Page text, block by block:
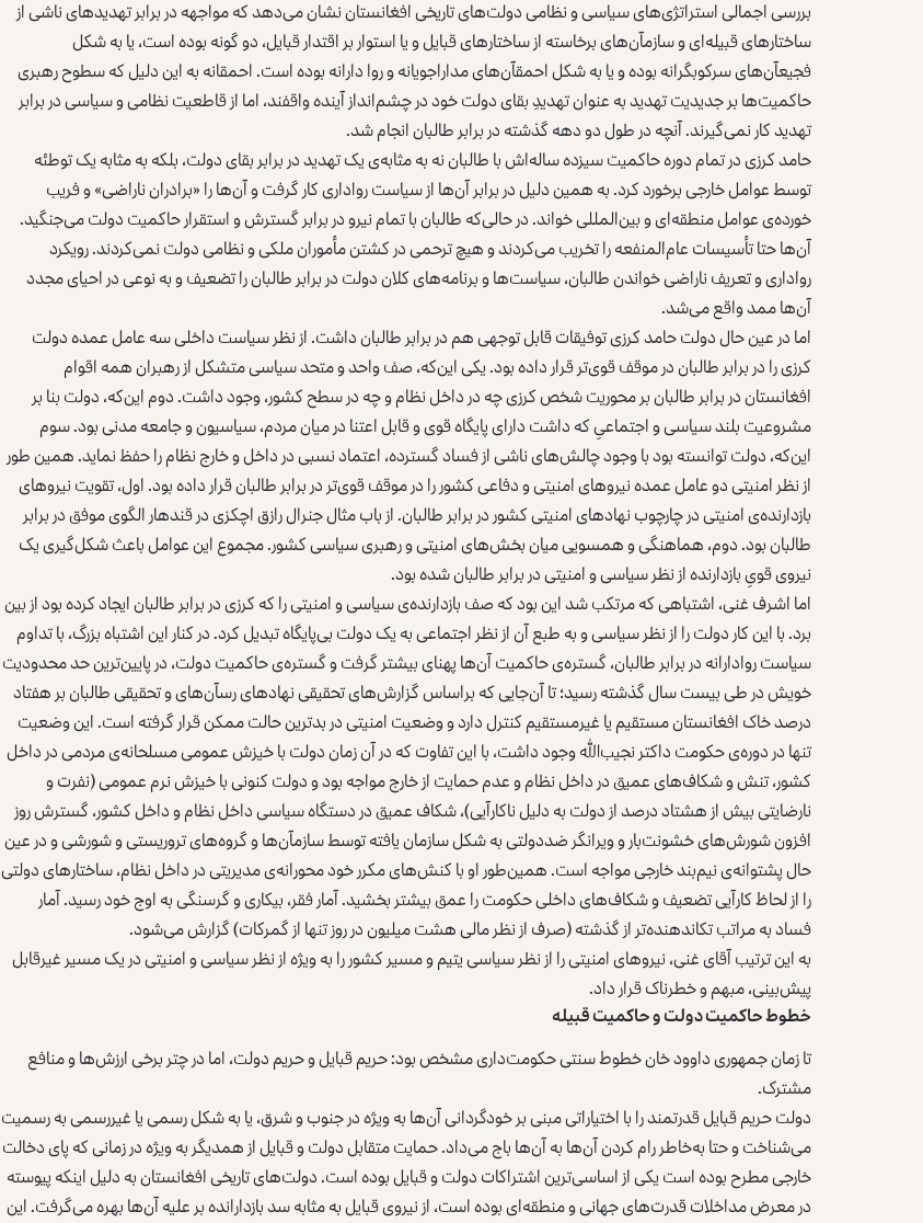
بررسی اجمالی استراتژی‌های سیاسی و نظامی دولت‌های تاریخی افغانستان نشان می‌دهد که مواجهه در برابر تهدیدهای ناشی از
ساختارهای قبیله‌ای و سازمآن‌های برخاسته از ساختارهای قبایل و یا استوار بر اقتدار قبایل، دو گونه بوده است، یا به شکل
فجیعآن‌های سرکوبگرانه بوده و یا به شکل احمقآن‌های مداراجویانه و روا دارانه بوده است. احمقانه به این دلیل که سطوح رهبری
حاکمیت‌ها بر جدیدیت تهدید به عنوان تهدیدِ بقای دولت خود در چشم‌انداز آینده واقفند، اما از قاطعیت نظامی و سیاسی در برابر
تهدید کار نمی‌گیرند. آنچه در طول دو دهه گذشته در برابر طالبان انجام شد.
حامد کرزی در تمام دوره حاکمیت سیزده ساله‌اش با طالبان نه به مثابه‌ی یک تهدید در برابر بقای دولت، بلکه به مثابه یک توطئه
توسط عوامل خارجی برخورد کرد. به همین دلیل در برابر آن‌ها از سیاست رواداری کار گرفت و آن‌ها را «برادران ناراضی» و فریب
خورده‌ی عوامل منطقه‌ای و بین‌المللی خواند. در حالی‌که طالبان با تمام نیرو در برابر گسترش و استقرار حاکمیت دولت می‌جنگید.
آن‌ها حتا تأسیسات عام‌المنفعه را تخریب می‌کردند و هیچ ترحمی در کشتن مأموران ملکی و نظامی دولت نمی‌کردند. رویکرد
رواداری و تعریف ناراضی خواندن طالبان، سیاست‌ها و برنامه‌های کلان دولت در برابر طالبان را تضعیف و به نوعی در احیای مجدد
آن‌ها ممد واقع می‌شد.
اما در عین حال دولت حامد کرزی توفیقات قابل توجهی هم در برابر طالبان داشت. از نظر سیاست داخلی سه عامل عمده دولت
کرزی را در برابر طالبان در موقف قوی‌تر قرار داده بود. یکی این‌که، صف واحد و متحد سیاسی متشکل از رهبران همه اقوام
افغانستان در برابر طالبان بر محوریت شخص کرزی چه در داخل نظام و چه در سطح کشور، وجود داشت. دوم این‌که، دولت بنا بر
مشروعیت بلند سیاسی و اجتماعیِ که داشت دارای پایگاه قوی و قابل اعتنا در میان مردم، سیاسیون و جامعه مدنی بود. سوم
این‌که، دولت توانسته بود با وجود چالش‌های ناشی از فساد گسترده، اعتماد نسبی در داخل و خارج نظام را حفظ نماید. همین طور
از نظر امنیتی دو عامل عمده نیروهای امنیتی و دفاعی کشور را در موقف قوی‌تر در برابر طالبان قرار داده بود. اول، تقویت نیروهای
بازدارنده‌ی امنیتی در چارچوب نهادهای امنیتی کشور در برابر طالبان. از باب مثال جنرال رازق اچکزی در قندهار الگوی موفق در برابر
طالبان بود. دوم، هماهنگی و همسویی میان بخش‌های امنیتی و رهبری سیاسی کشور. مجموع این عوامل باعث شکل‌گیری یک
نیروی قویِ بازدارنده از نظر سیاسی و امنیتی در برابر طالبان شده بود.
اما اشرف غنی، اشتباهی که مرتکب شد این بود که صف بازدارنده‌ی سیاسی و امنیتی را که کرزی در برابر طالبان ایجاد کرده بود از بین
برد. با این کار دولت را از نظر سیاسی و به طبع آن از نظر اجتماعی به یک دولت بی‌پایگاه تبدیل کرد. در کنار این اشتباه بزرگ، با تداوم
سیاست روادارانه در برابر طالبان، گستره‌ی حاکمیت آن‌ها پهنای بیشتر گرفت و گستره‌ی حاکمیت دولت، در پایین‌ترین حد محدودیت
خویش در طی بیست سال گذشته رسید؛ تا آن‌جایی که براساس گزارش‌های تحقیقی نهادهای رسآن‌های و تحقیقی طالبان بر هفتاد
درصد خاک افغانستان مستقیم یا غیرمستقیم کنترل دارد و وضعیت امنیتی در بدترین حالت ممکن قرار گرفته است. این وضعیت
تنها در دوره‌ی حکومت داکتر نجیب‌الله وجود داشت، با این تفاوت که در آن زمان دولت با خیزش عمومی مسلحانه‌ی مردمی در داخل
کشور، تنش و شکاف‌های عمیق در داخل نظام و عدم حمایت از خارج مواجه بود و دولت کنونی با خیزش نرم عمومی (نفرت و
نارضایتی بیش از هشتاد درصد از دولت به دلیل ناکارآیی)، شکاف عمیق در دستگاه سیاسی داخل نظام و داخل کشور، گسترش روز
افزون شورش‌های خشونت‌بار و ویرانگر ضددولتی به شکل سازمان یافته توسط سازمآن‌ها و گروه‌های تروریستی و شورشی و در عین
حال پشتوانه‌ی نیم‌بند خارجی مواجه است. همین‌طور او با کنش‌های مکرر خود محورانه‌ی مدیریتی در داخل نظام، ساختارهای دولتی
را از لحاظ کارآیی تضعیف و شکاف‌های داخلی حکومت را عمق بیشتر بخشید. آمار فقر، بیکاری و گرسنگی به اوج خود رسید. آمار
فساد به مراتب تکاندهنده‌تر از گذشته (صرف از نظر مالی هشت میلیون در روز تنها از گمرکات) گزارش می‌شود.
به این ترتیب آقای غنی، نیروهای امنیتی را از نظر سیاسی یتیم و مسیر کشور را به ویژه از نظر سیاسی و امنیتی در یک مسیر غیرقابل
پیش‌بینی، مبهم و خطرناک قرار داد.
خطوط حاکمیت دولت و حاکمیت قبیله
تا زمان جمهوری داوود خان خطوط سنتی حکومت‌داری مشخص بود: حریم قبایل و حریم دولت، اما در چتر برخی ارزش‌ها و منافع
مشترک.
دولت حریم قبایل قدرتمند را با اختیاراتی مبنی بر خودگردانی آن‌ها به ویژه در جنوب و شرق، یا به شکل رسمی یا غیررسمی به رسمیت
می‌شناخت و حتا به‌خاطر رام کردن آن‌ها به آن‌ها باج می‌داد. حمایت متقابل دولت و قبایل از همدیگر به ویژه در زمانی که پای دخالت
خارجی مطرح بوده است یکی از اساسی‌ترین اشتراکات دولت و قبایل بوده است. دولت‌های تاریخی افغانستان به دلیل اینکه پیوسته
در معرض مداخلات قدرت‌های جهانی و منطقه‌ای بوده است، از نیروی قبایل به مثابه سد بازدارانده بر علیه آن‌ها بهره می‌گرفت. این